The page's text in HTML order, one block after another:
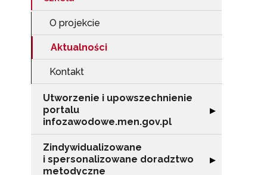
O projekcie
Aktualności
Kontakt
Utworzenie i upowszechnienie
portalu
infozawodowe.men.gov.pl
Rozwiń sekcję
▶
Zindywidualizowane
i spersonalizowane doradztwo
metodyczne
Rozwiń sekcję
▶